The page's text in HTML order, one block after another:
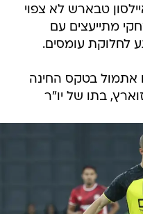
טבארש לא צפוי
מתייעצים עם
לחלוקת עומסים.
אתמול בטקס החינה
בתו של יו"ר